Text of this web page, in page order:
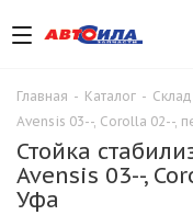
Главная - Каталог -
Avensis 03--, Corolla 02--,
Стойка
Avensis 03--,
Уфа